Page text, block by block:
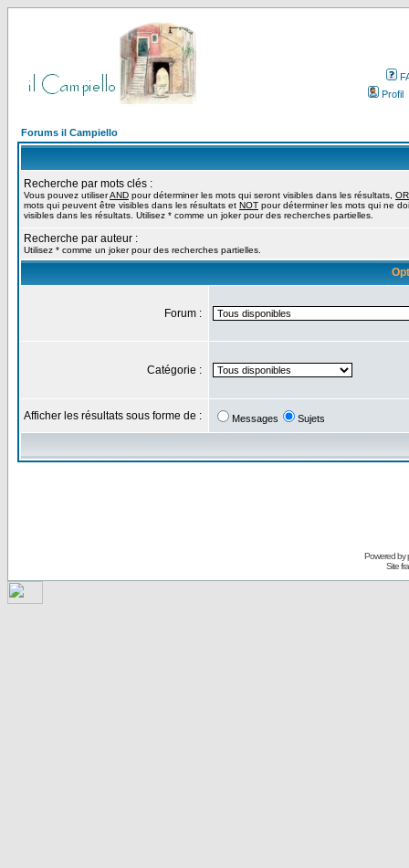
Profil
Forums il Campiello
Recherche par mots clés :
Vous pouvez utiliserAND pour déterminer les mots qui seront visibles dans les résultats, OR
mots qui peuvent être visibles dans les résultats et NOT pour déterminer les mots qui ne
visibles dans les résultats. Utilisez * comme un joker pour des recherches partielles.
Recherche par auteur :
Utilisez * comme un joker pour des recherches partielles.
Forum :
Catégorie :
Afficher les résultats sous forme de : Messages Sujets
Powered by
Site